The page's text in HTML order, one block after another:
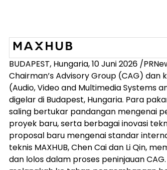
BUDAPEST, Hungaria, 10 Juni 2026 /
Chairman’s Advisory Group (CAG) dan
(Audio, Video and Multimedia Systems
digelar di Budapest, Hungaria. Para
saling bertukar pandangan mengenai
proyek baru, serta berbagai inovasi
proposal baru mengenai standar
teknis MAXHUB, Chen Cai dan Li Qin,
dan lolos dalam proses peninjauan